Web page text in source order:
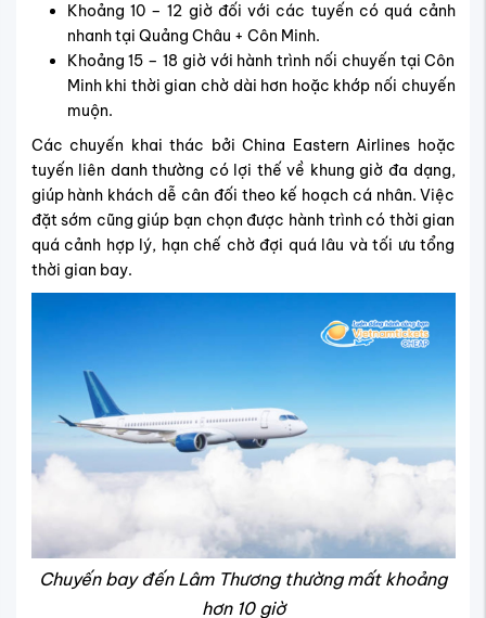
Khoảng 10 – 12 giờ đối với các tuyến có quá cảnh
nhanh tại Quảng Châu + Côn Minh.
Khoảng 15 – 18 giờ với hành trình nối chuyến tại Côn
Minh khi thời gian chờ dài hơn hoặc khớp nối chuyến
muộn.
Các chuyến khai thác bởi China Eastern Airlines hoặc
tuyến liên danh thường có lợi thế về khung giờ đa dạng,
giúp hành khách dễ cân đối theo kế hoạch cá nhân. Việc
đặt sớm cũng giúp bạn chọn được hành trình có thời gian
quá cảnh hợp lý, hạn chế chờ đợi quá lâu và tối ưu tổng
thời gian bay.
Chuyến bay đến Lâm Thương thường mất khoảng
hơn 10 giờ